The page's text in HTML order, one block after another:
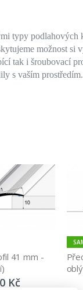
typy podlahových
možnost si
tak i šroubovací
s vaším prostředím.
41 mm -
Kč